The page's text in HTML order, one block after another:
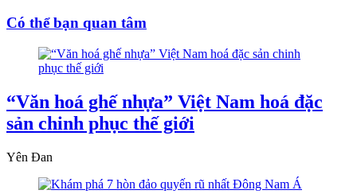
Có thể bạn quan tâm
“Văn hoá ghế nhựa” Việt Nam hoá đặc
sản chinh phục thế giới
Yên Đan